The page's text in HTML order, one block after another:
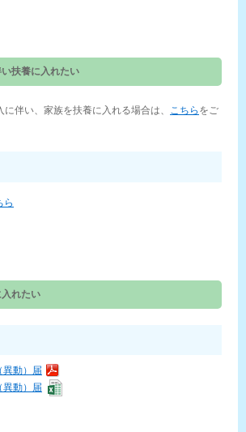
扶養に入れたい
伴い、家族を扶養に入れる場合は、 こちら をご
ら
れたい
異動）届
異動）届